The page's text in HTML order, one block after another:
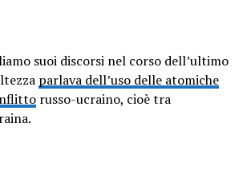
suoi discorsi nel corso dell’ultimo
parlava dell’uso delle atomiche
russo-ucraino, cioè tra